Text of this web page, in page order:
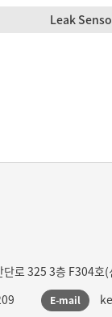
Leak
단로 325 3층 F304
E-mail